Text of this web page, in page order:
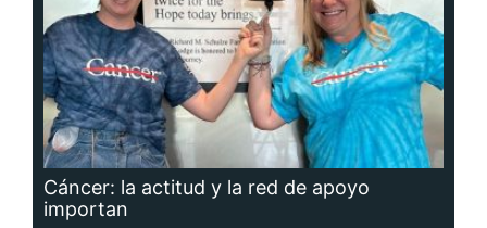
Cáncer: la actitud y la red de apoyo
importan